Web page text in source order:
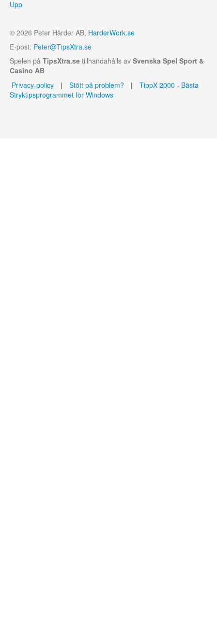
Upp
© 2026 Peter Härder AB, HarderWork.se
E-post: Peter@TipsXtra.se
Spelen på TipsXtra.se tillhandahålls av Svenska Spel Sport &
Casino AB
Privacy-policy
| Stött på problem? |
TippX 2000 - Bästa
Stryktipsprogrammet för Windows